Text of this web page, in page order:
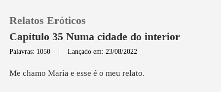
Relatos Eróticos
Capítulo 35 Numa cidade do interior
Palavras: 1050 |Lançado em: 23/08/2022
ia e esse é